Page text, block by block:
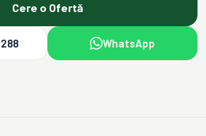
Cere o Ofertă
WhatsApp